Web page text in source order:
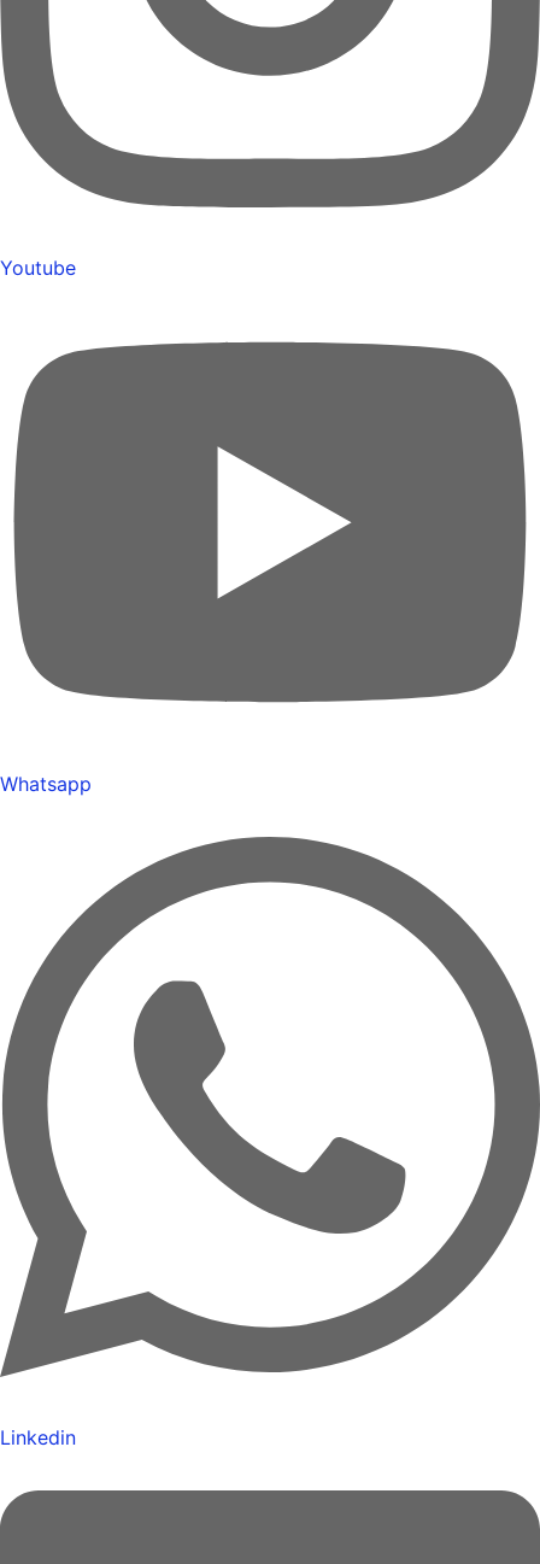
Youtube
Whatsapp
Linkedin